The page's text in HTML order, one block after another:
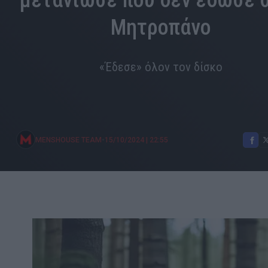
Μητροπάνο
«Έδεσε» όλον τον δίσκο
MENSHOUSE TEAM 15/10/2024 | 22:55